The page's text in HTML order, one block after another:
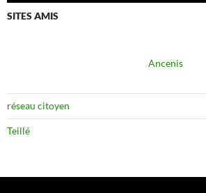
SITES AMIS
Ancenis
réseau citoyen
Teillé